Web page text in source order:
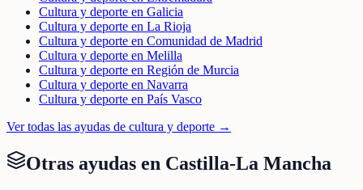
Cultura y deporte en Galicia
Cultura y deporte en La Rioja
Cultura y deporte en Comunidad de Madrid
Cultura y deporte en Melilla
Cultura y deporte en Región de Murcia
Cultura y deporte en Navarra
Cultura y deporte en País Vasco
Ver todas las ayudas de cultura y deporte →
Otras ayudas en Castilla-La Mancha